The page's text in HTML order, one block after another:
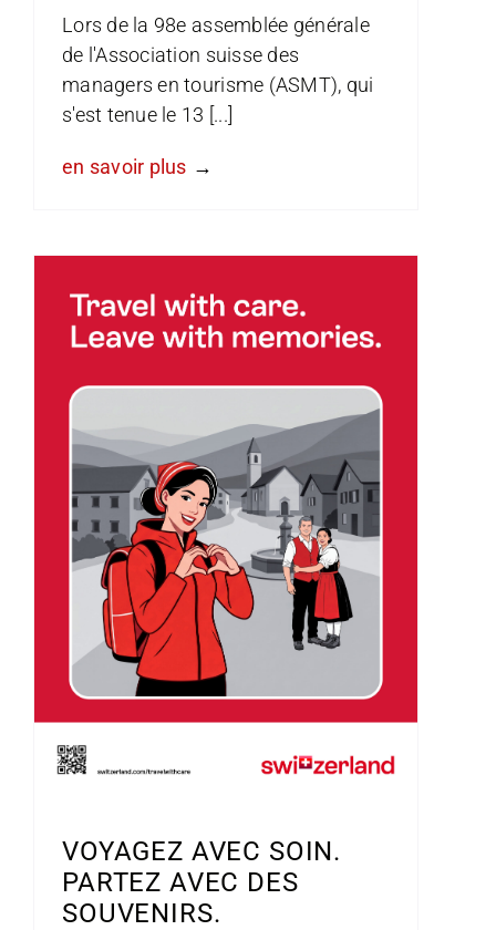
Lors de la 98e assemblée générale
de l'Association suisse des
managers en tourisme (ASMT), qui
s'est tenue le 13 [...]
en savoir plus
VOYAGEZ AVEC SOIN.
PARTEZ AVEC DES
SOUVENIRS.